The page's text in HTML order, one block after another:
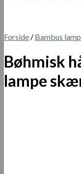
Forside / Bambus
Bøhmisk
lampe